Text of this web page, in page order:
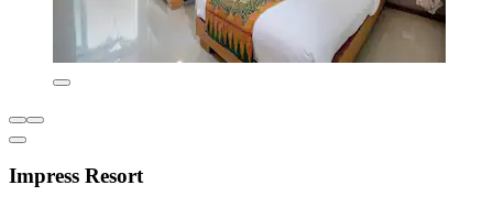
Impress Resort